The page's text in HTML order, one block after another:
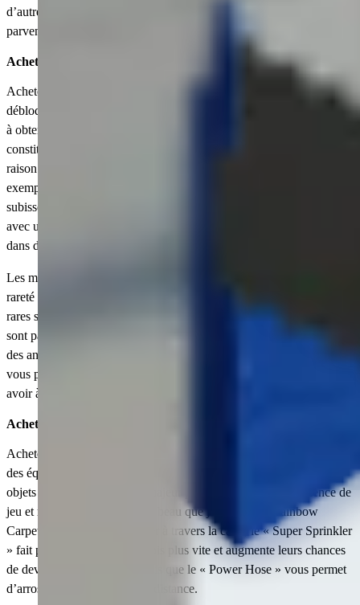
d’autres joueurs sur Eldorado est le moyen le plus rapide d’y
parvenir.
Acheter des animaux de compagnie pour Grow a Garden 2
Achetez des animaux de compagnie pour Grow a Garden 2 afin de
débloquer des compagnons qui vous aideront à gérer votre jardin et
à obtenir davantage de récompenses. Les animaux de compagnie
constituent un élément central du gameplay de Grow a Garden 2 en
raison des nombreuses capacités qu’ils confèrent au joueur. Par
exemple, la Licorne double les chances que les plantes et les fruits
subissent une mutation arc-en-ciel, la Libellule fait de même, mais
avec une mutation dorée, tandis que le Raton laveur volera des fruits
dans d’autres jardins et augmentera votre limite de vol.
Les meilleurs animaux de compagnie de Grow a Garden 2 sont de
rareté « Super » et « Mythique », ce qui en fait des apparitions très
rares sur la carte, avec une chance inférieure à un pour cent, et qui
sont par conséquent très difficiles à obtenir dans le jeu. En achetant
des animaux de compagnie de Grow a Garden 2 sur Eldorado.gg,
vous pouvez obtenir les meilleurs animaux au prix le plus bas sans
avoir à compter sur la chance ni à parcourir la carte.
Achetez des objets Grow a Garden 2
Achetez des objets Grow a Garden 2 pour accéder immédiatement à
des équipements utiles qui aideront votre jardin à s'épanouir. Les
objets GaG2 jouent un rôle majeur pour faciliter votre expérience de
jeu et rendre votre jardin plus beau que jamais. Le « Rainbow
Carpet » vous permet de voler à travers la carte, le « Super Sprinkler
» fait pousser vos plantes 5 fois plus vite et augmente leurs chances
de devenir plus grandes, tandis que le « Power Hose » vous permet
d’arroser les autres joueurs à distance.